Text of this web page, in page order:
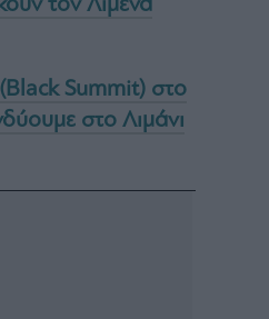
τον Λιμένα
Summit) στο
στο Λιμάνι